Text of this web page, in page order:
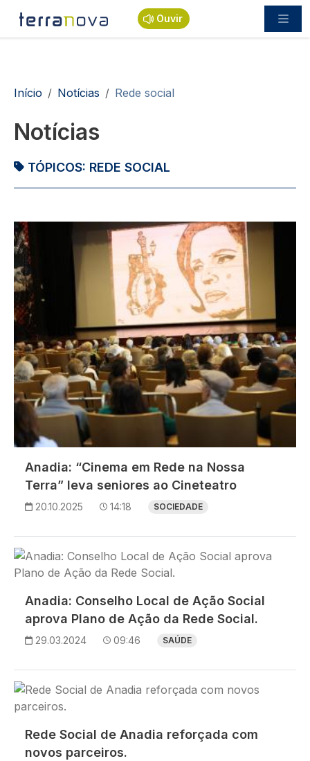
Passar para o conteúdo principal
Ouvir
Navegação estrutural
Início Notícias Rede social
Notícias
TÓPICOS: REDE SOCIAL
Imagem
Anadia: “Cinema em Rede na Nossa
Terra” leva seniores ao Cineteatro
20.10.2025 14:18 SOCIEDADE
Imagem
Anadia: Conselho Local de Ação Social
aprova Plano de Ação da Rede Social.
29.03.2024 09:46 SAÚDE
Imagem
Rede Social de Anadia reforçada com
novos parceiros.